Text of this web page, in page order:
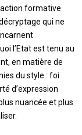
action formative
qui ne
l’Etat est tenu au
en matière de
du style : foi
d’expression
nuancée et plus